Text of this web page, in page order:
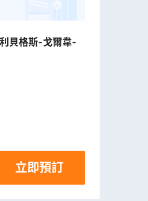
貝格斯-戈爾韋-
立即預訂